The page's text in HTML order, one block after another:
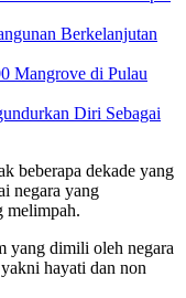
Berkelanjutan
Mangrove di Pulau
Diri Sebagai
beberapa dekade yang
negara yang
melimpah.
yang dimili oleh negara
hayati dan non